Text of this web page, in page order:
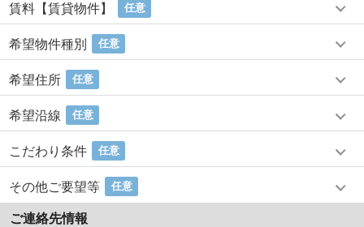
賃料【賃貸物件】 任意
希望物件種別 任意
希望住所 任意
希望沿線 任意
こだわり条件 任意
その他ご要望等 任意
ご連絡先情報